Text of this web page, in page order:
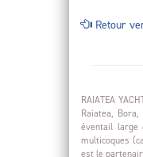
Retour
RAIATEA
Raiatea,
éventail large
multicoques
est le